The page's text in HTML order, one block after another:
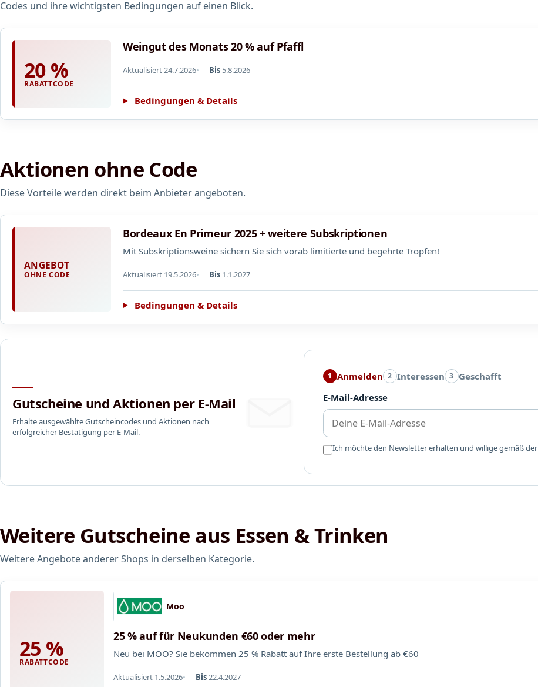
Codes und ihre wichtigsten Bedingungen auf einen Blick.
20 %
RABATTCODE
Weingut des Monats 20 % auf Pfaffl
Aktualisiert 24.7.2026 Bis 5.8.2026
Bedingungen & Details
Aktionen ohne Code
Diese Vorteile werden direkt beim Anbieter angeboten.
ANGEBOT
OHNE CODE
Bordeaux En Primeur 2025 + weitere Subskriptionen
Mit Subskriptionsweine sichern Sie sich vorab limitierte und begehrte Tropfen!
Aktualisiert 19.5.2026 Bis 1.1.2027
Bedingungen & Details
Gutscheine und Aktionen per E-Mail
Erhalte ausgewählte Gutscheincodes und Aktionen nach
erfolgreicher Bestätigung per E-Mail.
1 Anmelden 2 Interessen 3 Geschafft
E-Mail-Adresse
Ich möchte den Newsletter erhalten und willige gemäß der
Weitere Gutscheine aus Essen & Trinken
Weitere Angebote anderer Shops in derselben Kategorie.
25 %
RABATTCODE
Moo
25 % auf für Neukunden €60 oder mehr
Neu bei MOO? Sie bekommen 25 % Rabatt auf Ihre erste Bestellung ab €60
Aktualisiert 1.5.2026 Bis 22.4.2027